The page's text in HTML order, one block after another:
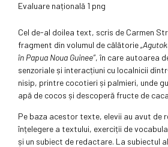
Evaluare națională 1 png
Cel de-al doilea text, scris de Carmen
fragment din volumul de călătorie
în Papua Noua Guinee”, în care autoarea
senzoriale și interacțiuni cu localnicii
nisip, printre cocotieri și palmieri, unde
apă de cocos și descoperă fructe de
Pe baza acestor texte, elevii au avut de
înțelegere a textului, exerciții de
și un subiect de redactare. La subiectul